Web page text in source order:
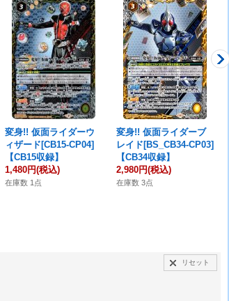
変身!! 仮面ライダーウ
ィザード[CB15-CP04]
【CB15収録】
1,480円(税込)
在庫数 1点
変身!! 仮面ライダーブ
レイド[BS_CB34-CP03]
【CB34収録】
2,980円(税込)
在庫数 3点
リセット